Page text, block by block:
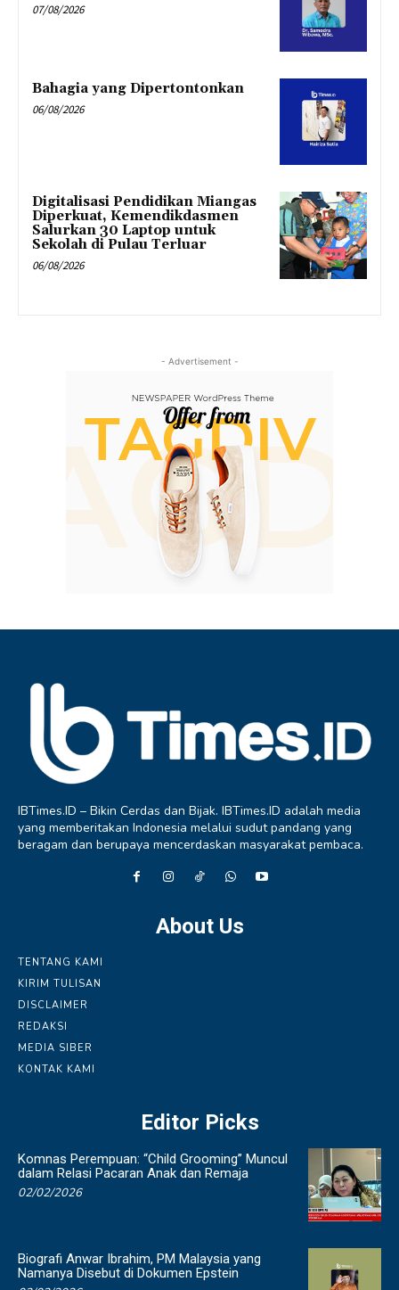
07/08/2026
Bahagia yang Dipertontonkan
06/08/2026
Digitalisasi Pendidikan Miangas
Diperkuat, Kemendikdasmen
Salurkan 30 Laptop untuk
Sekolah di Pulau Terluar
06/08/2026
- Advertisement -
IBTimes.ID – Bikin Cerdas dan Bijak. IBTimes.ID adalah media
yang memberitakan Indonesia melalui sudut pandang yang
beragam dan berupaya mencerdaskan masyarakat pembaca.
About Us
TENTANG KAMI
KIRIM TULISAN
DISCLAIMER
REDAKSI
MEDIA SIBER
KONTAK KAMI
Editor Picks
Komnas Perempuan: “Child Grooming” Muncul
dalam Relasi Pacaran Anak dan Remaja
02/02/2026
Biografi Anwar Ibrahim, PM Malaysia yang
Namanya Disebut di Dokumen Epstein